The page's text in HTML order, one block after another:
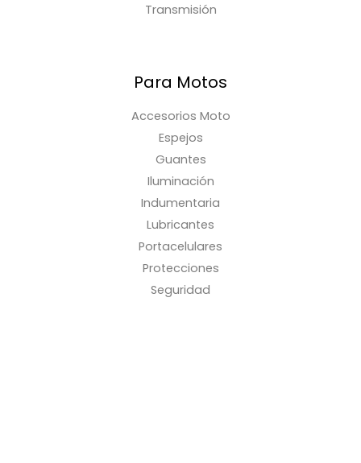
Transmisión
Para Motos
Accesorios Moto
Espejos
Guantes
Iluminación
Indumentaria
Lubricantes
Portacelulares
Protecciones
Seguridad